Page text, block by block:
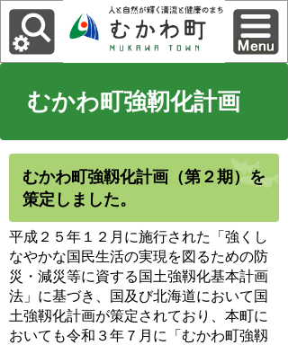
むかわ町強靭化計画
むかわ町強靱化計画（第２期）を
策定しました。
平成２５年１２月に施行された「強くし
なやかな国民生活の実現を図るための防
災・減災等に資する国土強靱化基本計画
法」に基づき、国及び北海道において国
土強靱化計画が策定されており、本町に
おいても令和３年７月に 「むかわ町強靱